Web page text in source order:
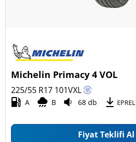
Michelin Primacy 4 VOL
225/55 R17 101VXL
A B 68 db EPREL
Fiyat Teklifi Al